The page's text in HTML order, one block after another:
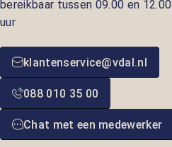
bereikbaar tussen 09.00 en 12.00
uur
klantenservice@vdal.nl
088 010 35 00
Chat met een medewerker